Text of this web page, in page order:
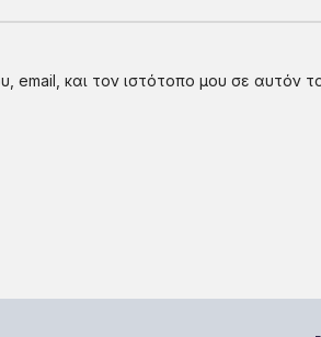
email, και τον ιστότοπο μου σε αυτόν